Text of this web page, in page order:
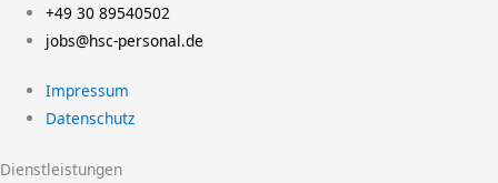
+49 30 89540502
jobs@hsc-personal.de
Impressum
Datenschutz
Dienstleistungen